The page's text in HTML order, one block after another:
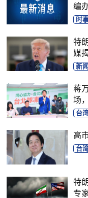
编
时
特
媒
新
蒋
场
台
高
台
特
专